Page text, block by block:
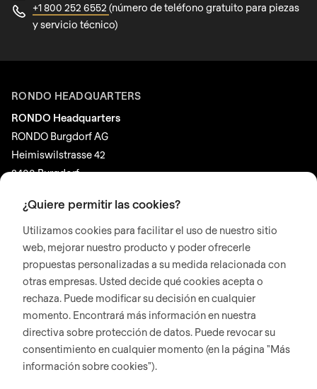
+1 800 252 6552 (número de teléfono gratuito para piezas
y servicio técnico)
RONDO HEADQUARTERS
RONDO Headquarters
RONDO Burgdorf AG
Heimiswilstrasse 42
3400 Burgdorf
REDES SOCIALES
LinkedIn
Youtube
Google Reviews
© 2026 RONDO BURGDORF AG
¿Quiere permitir las cookies?
Utilizamos cookies para facilitar el uso de nuestro sitio
web, mejorar nuestro producto y poder ofrecerle
propuestas personalizadas a su medida relacionada con
otras empresas. Usted decide qué cookies acepta o
rechaza. Puede modificar su decisión en cualquier
momento. Encontrará más información en nuestra
directiva sobre protección de datos. Puede revocar su
consentimiento en cualquier momento (en la página "Más
información sobre cookies").